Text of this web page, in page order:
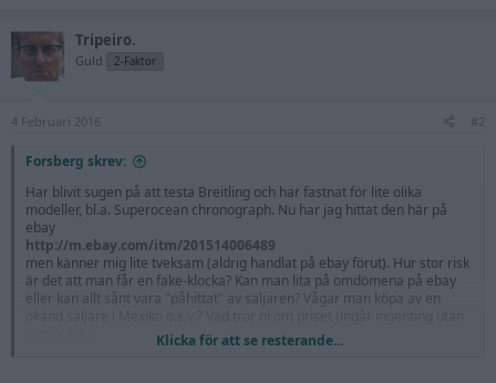
Tripeiro.
Guld 2-Faktor
4 Februari 2016 #2
Forsberg skrev:
Har blivit sugen på att testa Breitling och har fastnat för lite olika
modeller, bl.a. Superocean chronograph. Nu har jag hittat den här på
ebay
http://m.ebay.com/itm/201514006489
men känner mig lite tveksam (aldrig handlat på ebay förut). Hur stor risk
är det att man får en fake-klocka? Kan man lita på omdömena på ebay
eller kan allt sånt vara "påhittat" av säljaren? Vågar man köpa av en
Klicka för att se resterande...